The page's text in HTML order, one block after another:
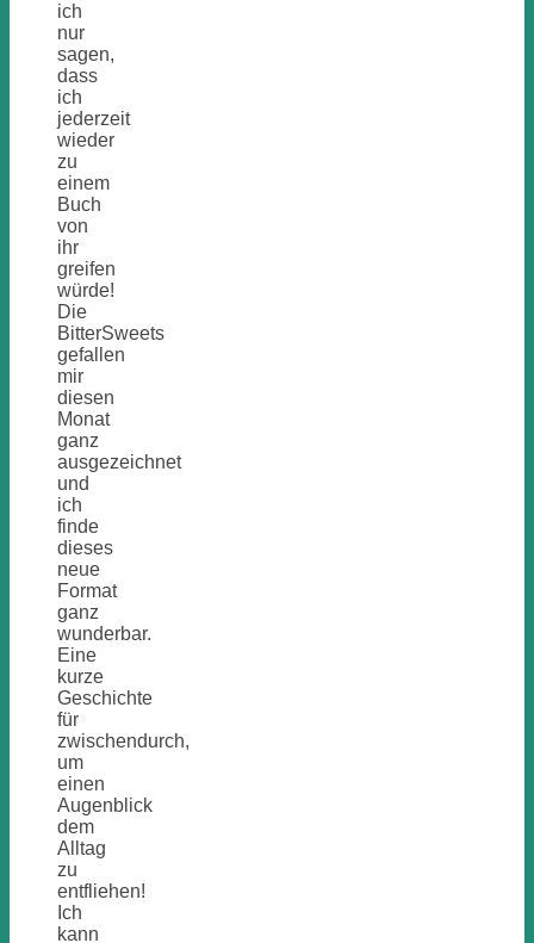
ich
nur
sagen,
dass
ich
jederzeit
wieder
zu
einem
Buch
von
ihr
greifen
würde!
Die
BitterSweets
gefallen
mir
diesen
Monat
ganz
ausgezeichnet
und
ich
finde
dieses
neue
Format
ganz
wunderbar.
Eine
kurze
Geschichte
für
zwischendurch,
um
einen
Augenblick
dem
Alltag
zu
entfliehen!
Ich
kann